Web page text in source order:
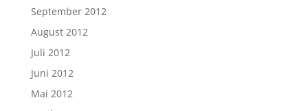
September 2012
August 2012
Juli 2012
Juni 2012
Mai 2012